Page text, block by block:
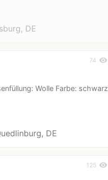
DE
Wolle Farbe: schwarz
74 visibility
DE
125 visibility